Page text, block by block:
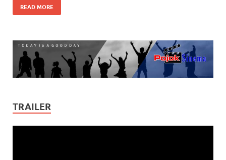
READ MORE
TRAILER